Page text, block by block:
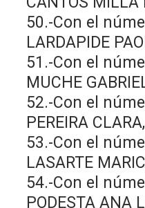
50.-Con el
LARDAPIDE
51.-Con el
MUCHE
52.-Con el
PEREIRA
53.-Con el
LASARTE
54.-Con el
PODESTA ANA